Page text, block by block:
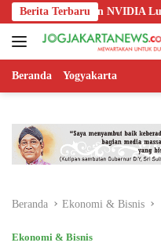
Langsung
ke
konten
Berita Terbaru
dan NVIDIA Luncurkan
Beranda Yogyakarta
Beranda Ekonomi & Bisnis
Ekonomi & Bisnis